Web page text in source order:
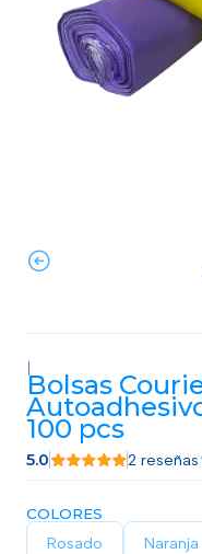
|
Bolsas
100 pcs
5.0 2 reseñas
COLORES
Rosado